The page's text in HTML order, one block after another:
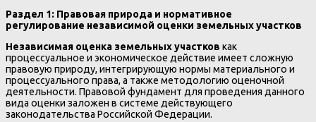
Раздел 1: Правовая природа и нормативное
регулирование независимой оценки земельных участков
Независимая оценка земельных участков как
процессуальное и экономическое действие имеет сложную
правовую природу, интегрирующую нормы материального и
процессуального права, а также методологию оценочной
деятельности. Правовой фундамент для проведения данного
вида оценки заложен в системе действующего
законодательства Российской Федерации.